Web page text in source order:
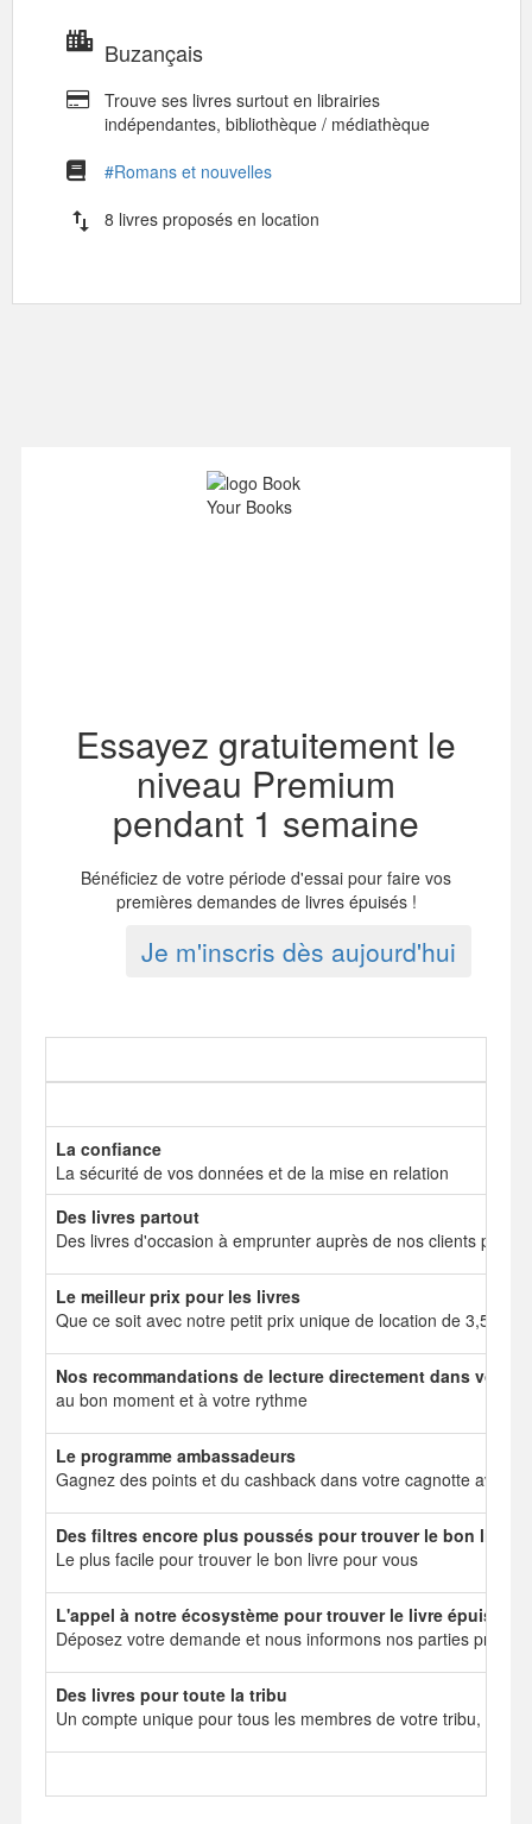
Buzançais
Trouve ses livres surtout en librairies
indépendantes, bibliothèque / médiathèque
#Romans et nouvelles
import_export 8 livres proposés en location
Essayez gratuitement le
niveau Premium
pendant 1 semaine
Bénéficiez de votre période d'essai pour faire vos
premières demandes de livres épuisés !
Je m'inscris dès aujourd'hui
La confiance
La sécurité de vos données et de la mise en relation
Des livres partout
Des livres d'occasion à emprunter auprès de nos clients
Le meilleur prix pour les livres
Que ce soit avec notre petit prix unique de location de 3,50
Nos recommandations de lecture directement dans votre
au bon moment et à votre rythme
Le programme ambassadeurs
Gagnez des points et du cashback dans votre cagnotte avec
Des filtres encore plus poussés pour trouver le bon livre
Le plus facile pour trouver le bon livre pour vous
L'appel à notre écosystème pour trouver le livre épuisé
Déposez votre demande et nous informons nos parties
Des livres pour toute la tribu
Un compte unique pour tous les membres de votre tribu, mais